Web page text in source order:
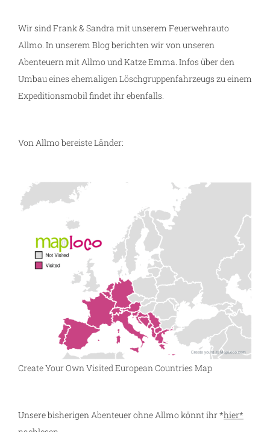
Wir sind Frank & Sandra mit unserem Feuerwehrauto
Allmo. In unserem Blog berichten wir von unseren
Abenteuern mit Allmo und Katze Emma. Infos über den
Umbau eines ehemaligen Löschgruppenfahrzeugs zu einem
Expeditionsmobil findet ihr ebenfalls.
Von Allmo bereiste Länder:
Create Your Own Visited European Countries Map
Unsere bisherigen Abenteuer ohne Allmo könnt ihr *hier*